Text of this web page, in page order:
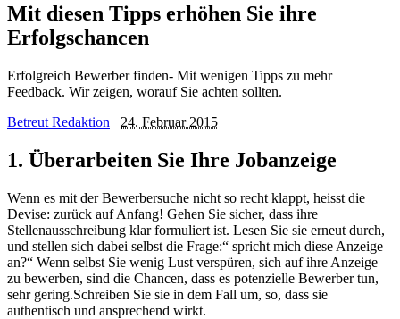
Mit diesen Tipps erhöhen Sie ihre
Erfolgschancen
Erfolgreich Bewerber finden- Mit wenigen Tipps zu mehr
Feedback. Wir zeigen, worauf Sie achten sollten.
Betreut Redaktion
24. Februar 2015
1. Überarbeiten Sie Ihre Jobanzeige
Wenn es mit der Bewerbersuche nicht so recht klappt, heisst die
Devise: zurück auf Anfang! Gehen Sie sicher, dass ihre
Stellenausschreibung klar formuliert ist. Lesen Sie sie erneut durch,
und stellen sich dabei selbst die Frage:“ spricht mich diese Anzeige
an?“ Wenn selbst Sie wenig Lust verspüren, sich auf ihre Anzeige
zu bewerben, sind die Chancen, dass es potenzielle Bewerber tun,
sehr gering.Schreiben Sie sie in dem Fall um, so, dass sie
authentisch und ansprechend wirkt.